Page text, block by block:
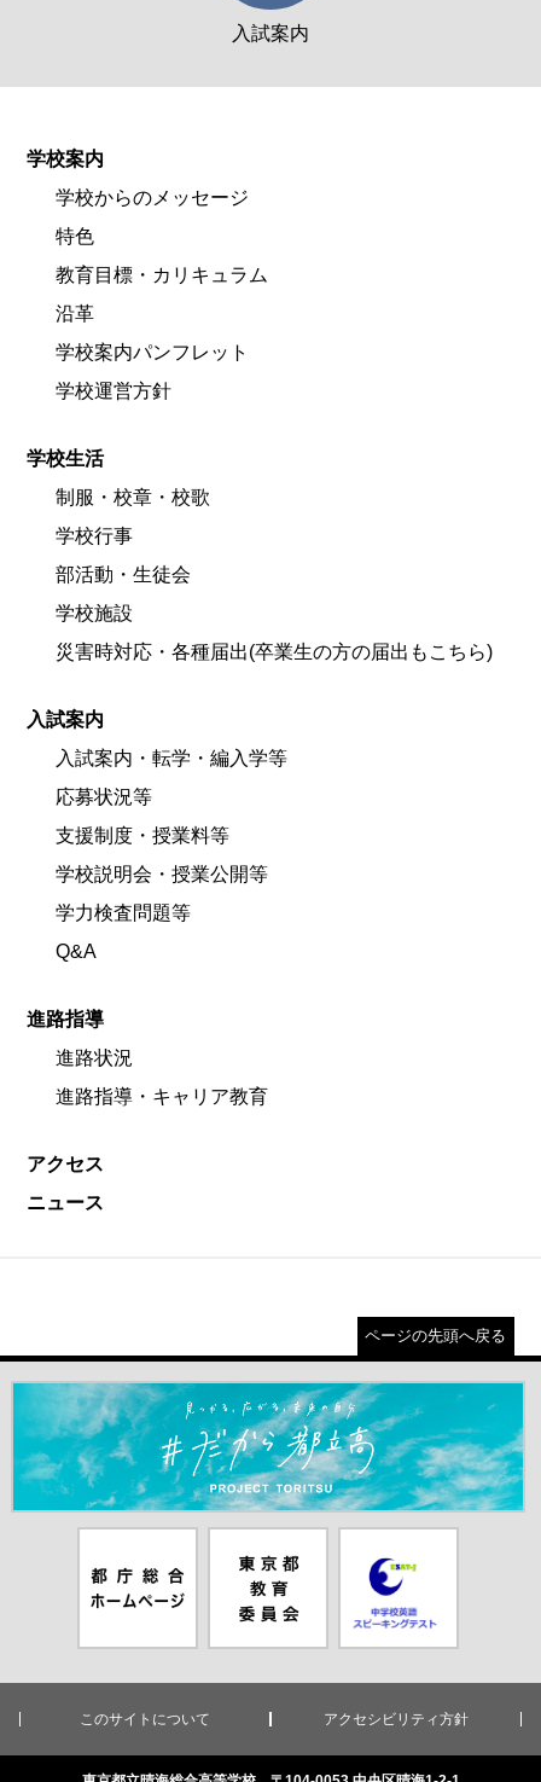
入試案内
学校案内
学校からのメッセージ
特色
教育目標・カリキュラム
沿革
学校案内パンフレット
学校運営方針
学校生活
制服・校章・校歌
学校行事
部活動・生徒会
学校施設
災害時対応・各種届出(卒業生の方の届出もこちら)
入試案内
入試案内・転学・編入学等
応募状況等
支援制度・授業料等
学校説明会・授業公開等
学力検査問題等
Q&A
進路指導
進路状況
進路指導・キャリア教育
アクセス
ニュース
ページの先頭へ戻る
＃だから都立高（別ウインドウが開きます）
ムページ（別
ウインドウが
員会（別ウイ
ンドウが開き
ピーキングテ
スト（別ウイ
ンドウが開き
このサイトについて アクセシビリティ方針